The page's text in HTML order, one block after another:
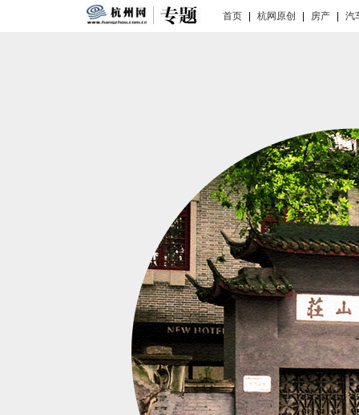
首页 杭网原创 房产 汽